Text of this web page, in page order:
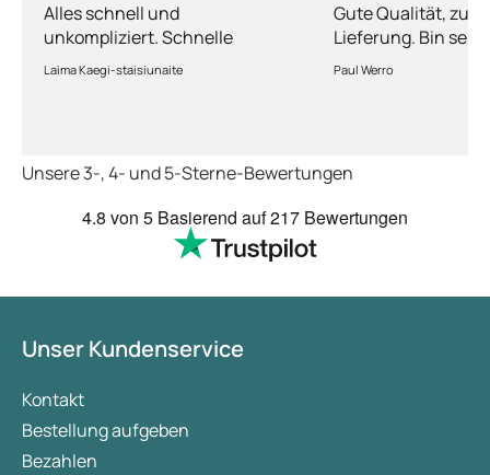
Alles schnell und
unkompliziert. Schnelle
Lieferung.
Laima Kaegi-staisiunaite
Gute Qualität,
Lieferung. Bin
Paul Werro
Unsere 3-, 4- und 5-Sterne-Bewertungen
4.8 von 5 Basierend auf217 Bewertungen
Unser Kundenservice
Kontakt
Bestellung aufgeben
Bezahlen